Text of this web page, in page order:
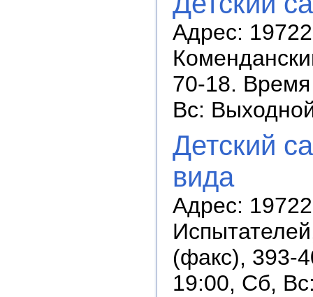
Адрес:
70-18.
Вс:
Детский
вида
Адрес:
(факс), 393-
19:00, Сб,